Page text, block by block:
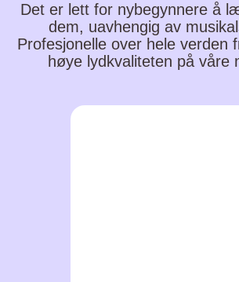
Det er lett for nybegynnere å
dem, uavhengig av
Profesjonelle over hele verden
høye lydkvaliteten på våre